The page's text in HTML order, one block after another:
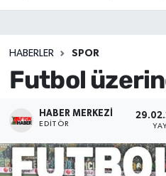
HABERLER SPOR
Futbol
HABER MERKEZI
EDITÖR
Sağlık
Eğitim
Sivil Toplum